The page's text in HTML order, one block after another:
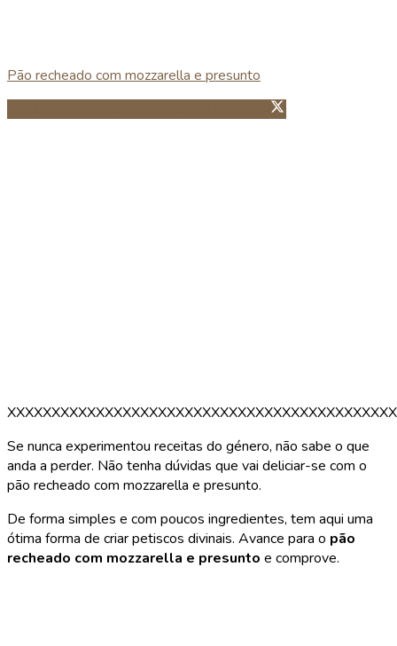
Pão recheado com mozzarella e presunto
Guardar no Pinterest
Se nunca experimentou receitas do género, não sabe o que
anda a perder. Não tenha dúvidas que vai deliciar-se com o
pão recheado com mozzarella e presunto.
De forma simples e com poucos ingredientes, tem aqui uma
ótima forma de criar petiscos divinais. Avance para o pão
recheado com mozzarella e presunto e comprove.